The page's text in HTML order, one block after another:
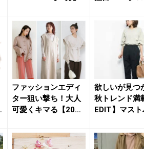
ファッションエディ
ター狙い撃ち！大人
可愛くキマる【2020
ム】...
欲しいが見つ
秋トレンド満
EDIT】マスト
集...